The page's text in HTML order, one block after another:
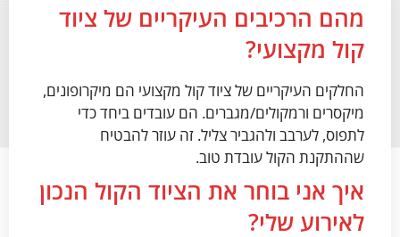
מהם הרכיבים העיקריים של ציוד
קול מקצועי?
החלקים העיקריים של ציוד קול מקצועי הם מיקרופונים,
מיקסרים ורמקולים/מגברים. הם עובדים ביחד כדי
לתפוס, לערבב ולהגביר צליל. זה עוזר להבטיח
שההתקנת הקול עובדת טוב.
איך אני בוחר את הציוד הקול הנכון
לאירוע שלי?